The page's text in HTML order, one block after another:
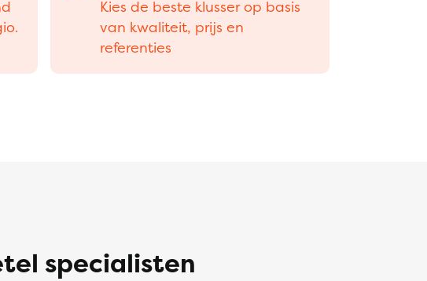
Kies de beste klusser op basis
van kwaliteit, prijs en
referenties
specialisten